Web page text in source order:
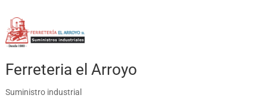
Ferreteria el Arroyo
Suministro industrial